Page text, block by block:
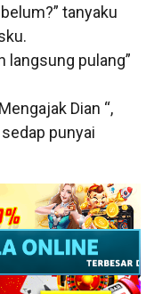
tanyaku
langsung pulang”
Dian “,
punyai